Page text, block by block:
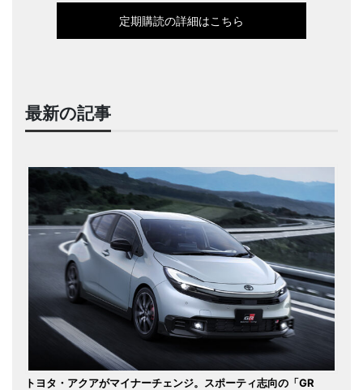
定期購読の詳細はこちら
最新の記事
トヨタ・アクアがマイナーチェンジ。スポーティ志向の「GR